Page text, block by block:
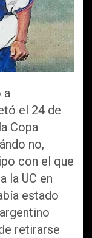
a
el 24 de
Copa
no,
con el que
la UC en
estado
retirarse